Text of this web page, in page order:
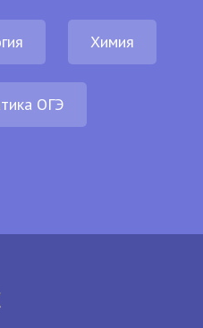
Химия
ОГЭ